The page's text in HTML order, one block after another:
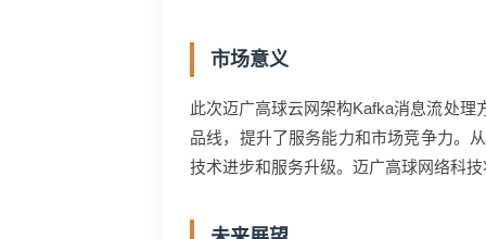
市场意义
此次迈广高球云网架构Kafka消息流处
品线，提升了服务能力和市场竞争力。
技术进步和服务升级。迈广高球网络科